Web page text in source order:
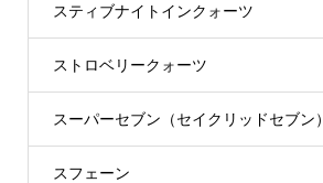
スティブナイトインクォーツ
ストロベリークォーツ
スーパーセブン（セイクリッドセブン）
スフェーン